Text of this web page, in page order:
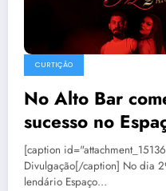
CURTIÇÃO
No Alto Bar
sucesso no
[caption
Divulgação[/caption] No dia
lendário Espaço…